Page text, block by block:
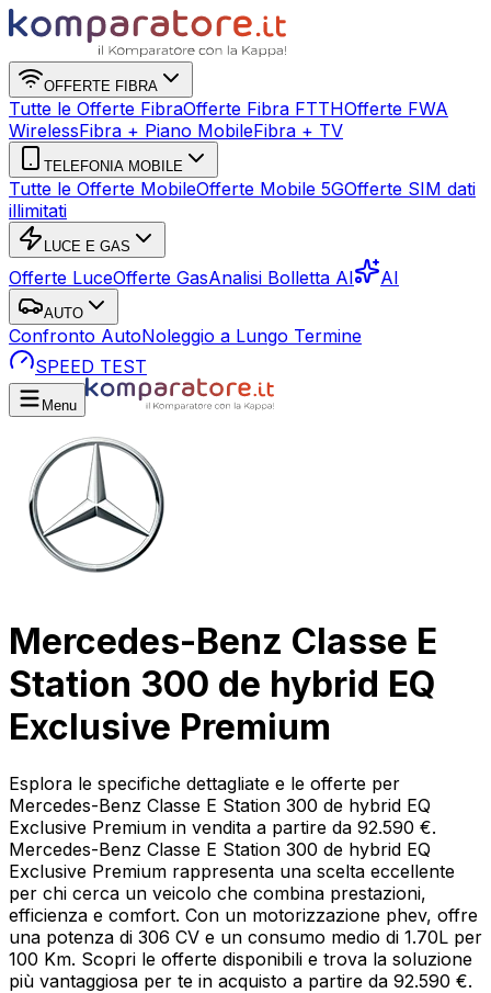
OFFERTE FIBRA
Tutte le Offerte FibraOfferte Fibra FTTHOfferte FWA
WirelessFibra + Piano MobileFibra + TV
TELEFONIA MOBILE
Tutte le Offerte MobileOfferte Mobile 5GOfferte SIM dati
illimitati
LUCE E GAS
Offerte LuceOfferte GasAnalisi Bolletta AI AI
AUTO
Confronto AutoNoleggio a Lungo Termine
SPEED TEST
Menu
Mercedes-Benz Classe E
Station 300 de hybrid EQ
Exclusive Premium
Esplora le specifiche dettagliate e le offerte per
Mercedes-Benz Classe E Station 300 de hybrid EQ
Exclusive Premium in vendita a partire da 92.590 €.
Mercedes-Benz Classe E Station 300 de hybrid EQ
Exclusive Premium rappresenta una scelta eccellente
per chi cerca un veicolo che combina prestazioni,
efficienza e comfort. Con un motorizzazione phev, offre
una potenza di 306 CV e un consumo medio di 1.70L per
100 Km. Scopri le offerte disponibili e trova la soluzione
più vantaggiosa per te in acquisto a partire da 92.590 €.